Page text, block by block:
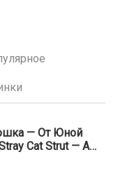
— От Юной
Cat Strut ⁠— A
to Becoming a Pop-